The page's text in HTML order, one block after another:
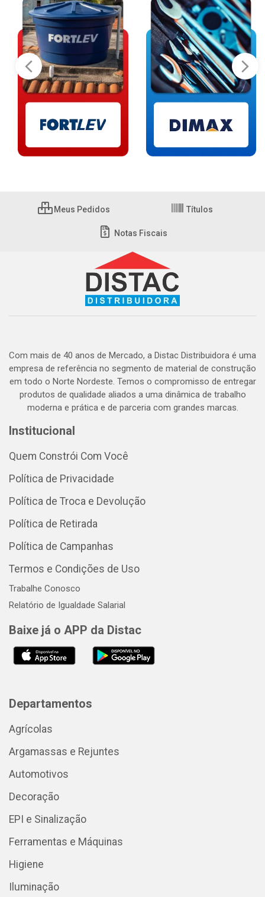
Meus Pedidos Títulos
Notas Fiscais
Com mais de 40 anos de Mercado, a Distac Distribuidora é uma
empresa de referência no segmento de material de construção
em todo o Norte Nordeste. Temos o compromisso de entregar
produtos de qualidade aliados a uma dinâmica de trabalho
moderna e prática e de parceria com grandes marcas.
Institucional
Quem Constrói Com Você
Política de Privacidade
Política de Troca e Devolução
Política de Retirada
Política de Campanhas
Termos e Condições de Uso
Trabalhe Conosco
Relatório de Igualdade Salarial
Baixe já o APP da Distac
Departamentos
Agrícolas
Argamassas e Rejuntes
Automotivos
Decoração
EPI e Sinalização
Ferramentas e Máquinas
Higiene
Iluminação